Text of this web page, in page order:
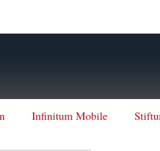
Infinitum Mobile